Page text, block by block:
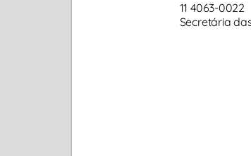
11 4063-0022
Secretária